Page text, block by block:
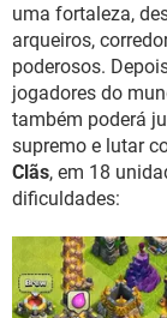
uma fortaleza,
arqueiros,
poderosos.
jogadores do
também poderá
supremo e lutar
Clãs, em 18
dificuldades: